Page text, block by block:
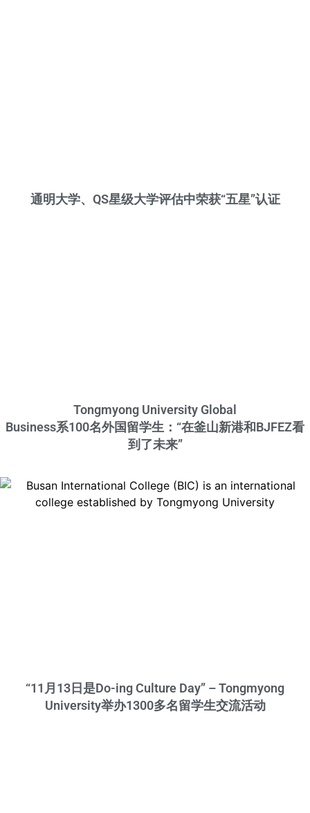
通明大学、QS星级大学评估中荣获“五星”认证
Tongmyong University Global
Business系100名外国留学生：“在釜山新港和BJFEZ看
到了未来”
“11月13日是Do-ing Culture Day” – Tongmyong
University举办1300多名留学生交流活动